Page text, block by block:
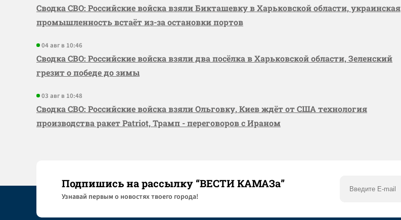
Сводка СВО: Российские войска взяли Бикташевку в Харьковской области, украинская
промышленность встаёт из-за остановки портов
04 авг в 10:46
Сводка СВО: Российские войска взяли два посёлка в Харьковской области, Зеленский
грезит о победе до зимы
03 авг в 10:48
Сводка СВО: Российские войска взяли Ольговку, Киев ждёт от США технология
производства ракет Patriot, Трамп - переговоров с Ираном
Подпишись на рассылку “ВЕСТИ КАМАЗа”
Узнaвай первым о новостях твоего города!